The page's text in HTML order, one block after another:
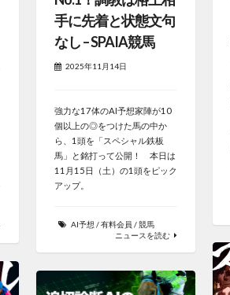
手に先着と状態文句
なし – SPAIA競馬
2025年11月14日
強力な17体のAI予想家陣が10
個以上の◎をつけた馬の中か
ら、1頭を「スペシャル鉄板
馬」と銘打って公開！ 本日は
11月15日（土）の1頭をピック
アップ。
AI予想 /有料会員 /競馬
ニュースを読む